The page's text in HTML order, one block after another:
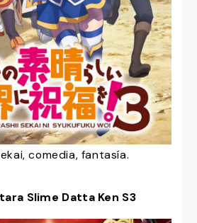
comedia, fantasía.
Slime Datta Ken S3